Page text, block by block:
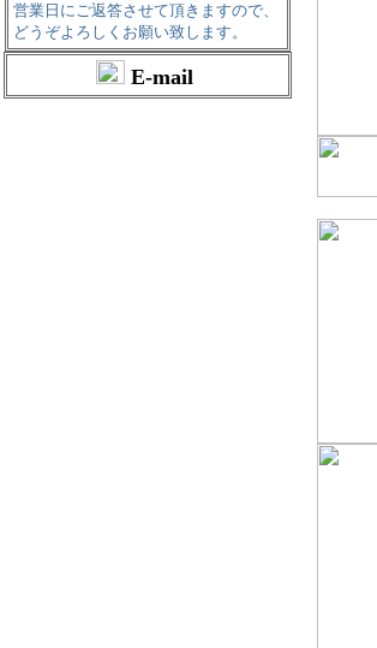
営業日にご返答させて頂きますので、
どうぞよろしくお願い致します。
E-mail